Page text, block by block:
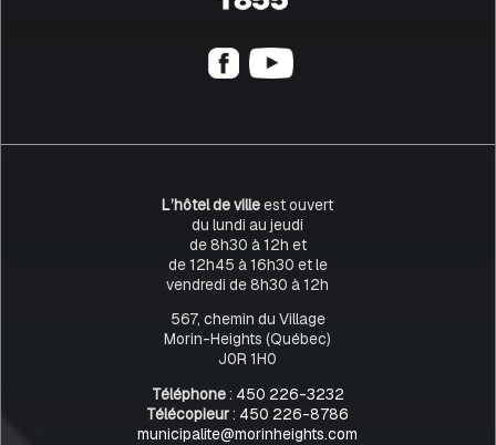
L’hôtel de villeest ouvert
du lundi au jeudi
de 8h30 à 12h et
de 12h45 à 16h30 et le
vendredi de 8h30 à 12h
567, chemin du Village
Morin-Heights (Québec)
J0R 1H0
Téléphone: 450 226-3232
Télécopieur: 450 226-8786
municipalite@morinheights.com